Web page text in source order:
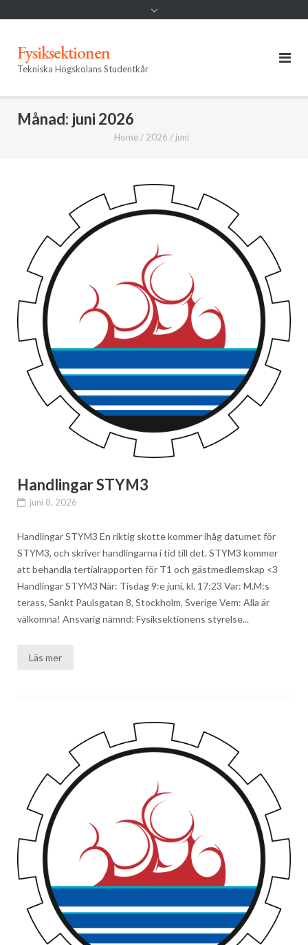
Fysiksektionen
Tekniska Högskolans Studentkår
Månad: juni 2026
Home / 2026 / juni
Handlingar STYM3
juni 8, 2026
Handlingar STYM3 En riktig skotte kommer ihåg datumet för
STYM3, och skriver handlingarna i tid till det. STYM3 kommer
att behandla tertialrapporten för T1 och gästmedlemskap <​3
Handlingar STYM3 När: Tisdag 9:e juni, kl. 17:23 Var: M.M:s
terass, Sankt Paulsgatan 8, Stockholm, Sverige Vem: Alla är
välkomna! Ansvarig nämnd: Fysiksektionens styrelse...
Läs mer